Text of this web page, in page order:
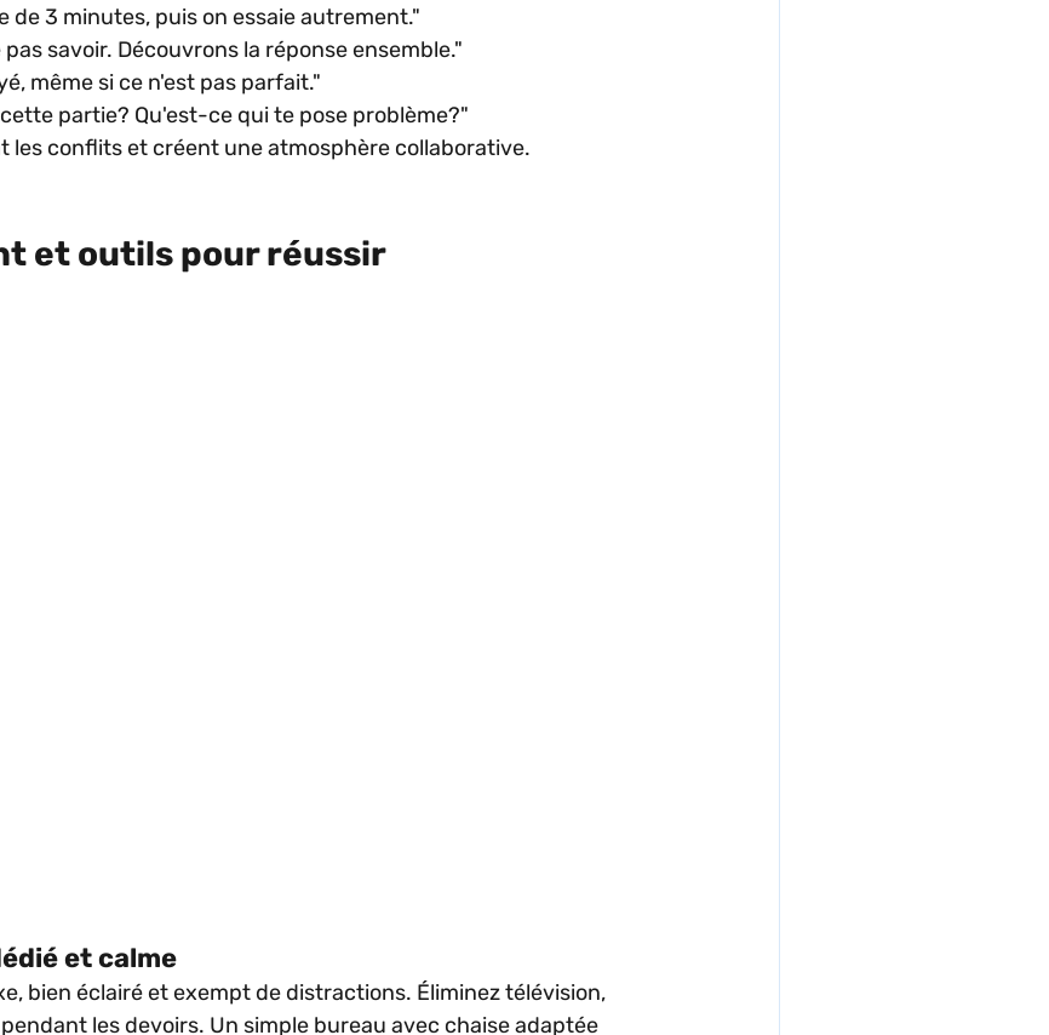
de 3 minutes, puis on essaie autrement."
savoir. Découvrons la réponse ensemble."
même si ce n'est pas parfait."
partie? Qu'est-ce qui te pose problème?"
les conflits et créent une atmosphère collaborative.
et outils pour réussir
et calme
bien éclairé et exempt de distractions. Éliminez télévision,
les devoirs. Un simple bureau avec chaise adaptée